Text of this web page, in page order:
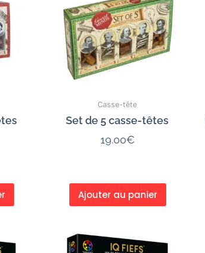
Casse-tête
Set de 5 casse-têtes
19.00€
Ajouter au panier